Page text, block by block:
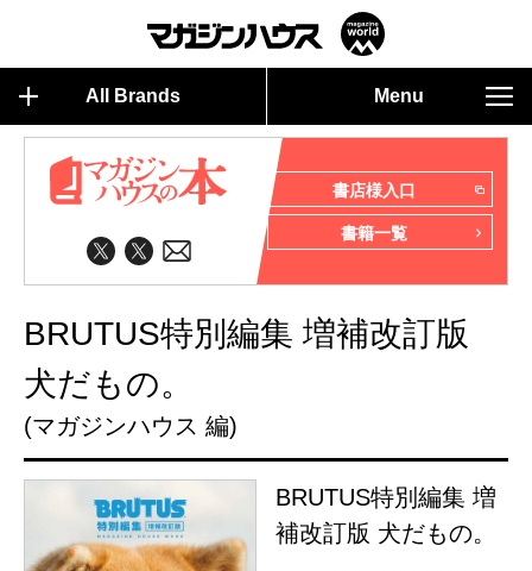
All Brands Menu
書店様入口
書籍一覧
BRUTUS特別編集 増補改訂版
犬だもの。
(マガジンハウス 編)
BRUTUS特別編集 増
補改訂版 犬だもの。